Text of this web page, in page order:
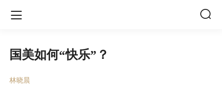
 
国美如何“快乐”？
林晓晨